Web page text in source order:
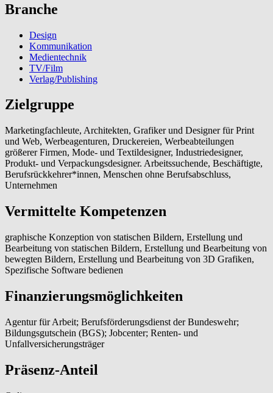
Branche
Design
Kommunikation
Medientechnik
TV/Film
Verlag/Publishing
Zielgruppe
Marketingfachleute, Architekten, Grafiker und Designer für Print
und Web, Werbeagenturen, Druckereien, Werbeabteilungen
größerer Firmen, Mode- und Textildesigner, Industriedesigner,
Produkt- und Verpackungsdesigner. Arbeitssuchende, Beschäftigte,
Berufsrückkehrer*innen, Menschen ohne Berufsabschluss,
Unternehmen
Vermittelte Kompetenzen
graphische Konzeption von statischen Bildern, Erstellung und
Bearbeitung von statischen Bildern, Erstellung und Bearbeitung von
bewegten Bildern, Erstellung und Bearbeitung von 3D Grafiken,
Spezifische Software bedienen
Finanzierungsmöglichkeiten
Agentur für Arbeit; Berufsförderungsdienst der Bundeswehr;
Bildungsgutschein (BGS); Jobcenter; Renten- und
Unfallversicherungsträger
Präsenz-Anteil